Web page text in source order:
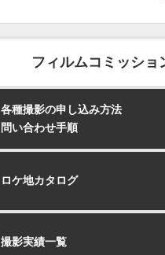
フィルムコミッショ
各種撮影の申し込み方法
問い合わせ手順
ロケ地カタログ
撮影実績一覧